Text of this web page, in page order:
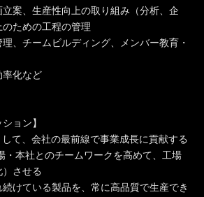
立案、生産性向上の取り組み（分析、企
ための工程の管理
理、チームビルディング、メンバー教育・
率化など
ョン】
して、会社の最前線で事業成長に貢献する
・本社とのチームワークを高めて、工場
させる
続けている製品を、常に高品質で生産でき